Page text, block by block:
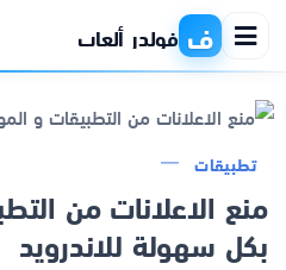
ف فولدر ألعاب
التطبيقات
تطبيقات
منع الاعلانات من
بكل سهولة للاندرويد